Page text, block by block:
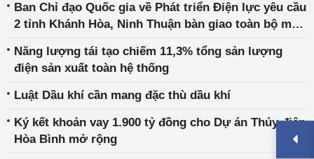
Ban Chỉ đạo Quốc gia về Phát triển Điện lực yêu cầu
2 tỉnh Khánh Hòa, Ninh Thuận bàn giao toàn bộ mặt
Phong 1 trong năm nay
Năng lượng tái tạo chiếm 11,3% tổng sản lượng
điện sản xuất toàn hệ thống
Luật Dầu khí cần mang đặc thù dầu khí
Ký kết khoản vay 1.900 tỷ đồng cho Dự án Thủy điện
Hòa Bình mở rộng